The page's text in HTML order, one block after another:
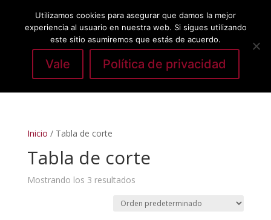
Seleccionar página
Inicio / Tabla de corte
Tabla de corte
Mostrando los 3 resultados
Utilizamos cookies para asegurar que damos la mejor
experiencia al usuario en nuestra web. Si sigues utilizando
este sitio asumiremos que estás de acuerdo.
Vale Política de privacidad